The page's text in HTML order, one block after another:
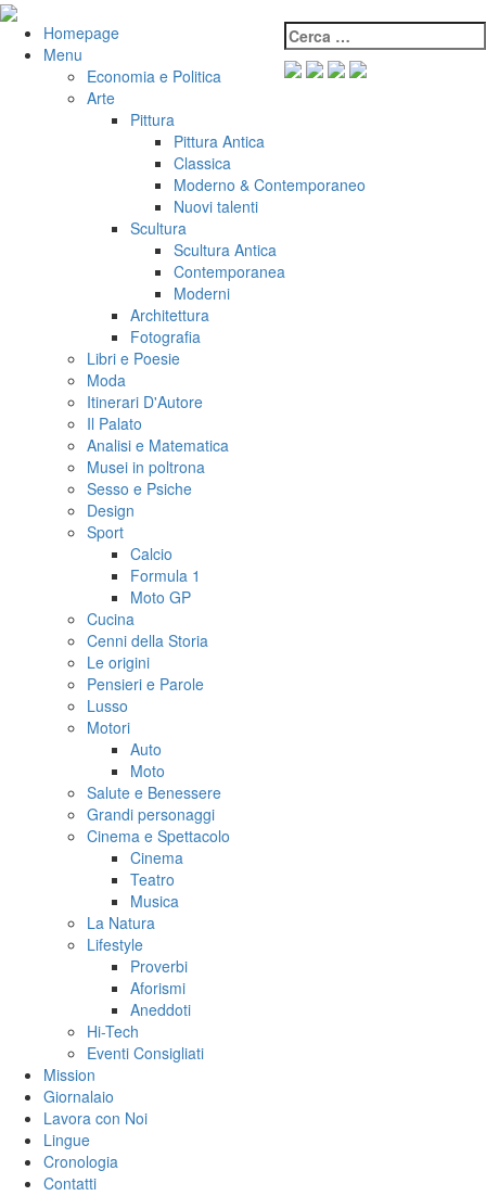
Salta
contenuto
VeniVidiVici Cerca:
Homepage
Menu
Economia e Politica
Arte
Pittura
Pittura Antica
Classica
Moderno & Contemporaneo
Nuovi talenti
Scultura
Scultura Antica
Contemporanea
Moderni
Architettura
Fotografia
Libri e Poesie
Moda
Itinerari D'Autore
Il Palato
Analisi e Matematica
Musei in poltrona
Sesso e Psiche
Design
Sport
Calcio
Formula 1
Moto GP
Cucina
Cenni della Storia
Le origini
Pensieri e Parole
Lusso
Motori
Auto
Moto
Salute e Benessere
Grandi personaggi
Cinema e Spettacolo
Cinema
Teatro
Musica
La Natura
Lifestyle
Proverbi
Aforismi
Aneddoti
Hi-Tech
Eventi Consigliati
Mission
Giornalaio
Lavora con Noi
Lingue
Cronologia
Contatti